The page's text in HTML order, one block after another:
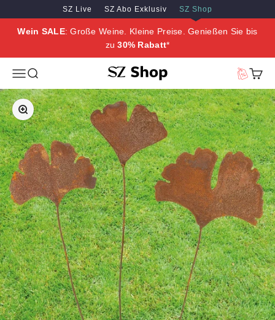
Zum Inhalt springen
Zum Hauptinhalt springen
SZ Live SZ Abo Exklusiv SZ Shop
Wein SALE: Große Weine. Kleine Preise. Genießen Sie bis
zu30% Rabatt*
MenüSuche SZ Erleben
Bild vergrößern